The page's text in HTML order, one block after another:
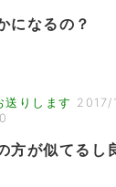
になるの？
送りします
方が似てるし